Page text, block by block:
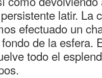
latir. La
efectuado un
de la esfera.
todo el